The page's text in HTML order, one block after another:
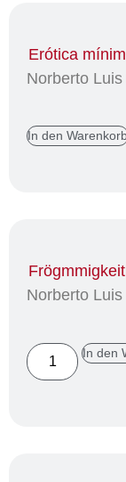
Erótica
Norberto
In den
Frögmmigkeit
Norberto
In den